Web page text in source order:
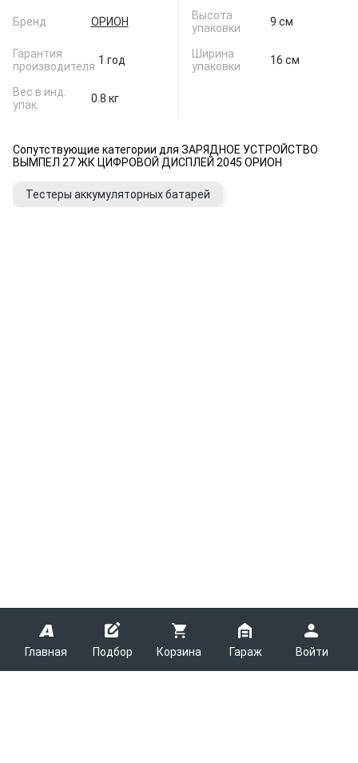
Главная Подбор Корзина Гараж Войти
Бренд ОРИОН
Гарантия
производителя 1 год
Вес в инд.
упак.
0.8 кг
Высота
упаковки
9 см
Ширина
упаковки
16 см
Сопутствующие категории для ЗАРЯДНОЕ УСТРОЙСТВО
ВЫМПЕЛ 27 ЖК ЦИФРОВОЙ ДИСПЛЕЙ 2045 ОРИОН
Тестеры аккумуляторных батарей